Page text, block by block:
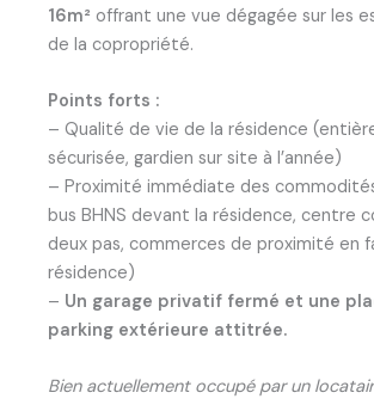
16m² offrant une vue dégagée sur les
de la copropriété.
Points forts :
– Qualité de vie de la résidence
sécurisée, gardien sur site à l’année)
– Proximité immédiate des
bus BHNS devant la résidence, centre
deux pas, commerces de proximité en
résidence)
– Un garage privatif fermé et une
parking extérieure attitrée.
Bien actuellement occupé par un